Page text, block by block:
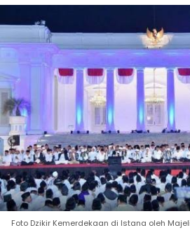
Foto Dzikir Kemerdekaan di Istana oleh